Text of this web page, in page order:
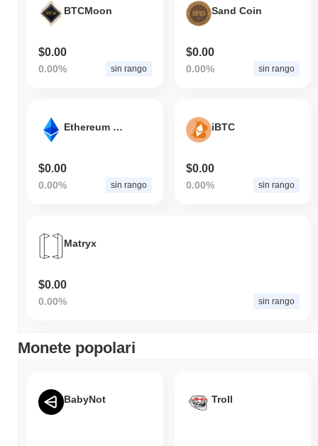
BTCMoon
$0.00
0.00% sin rango
Sand Coin
$0.00
0.00% sin rango
Ethereum Lite
$0.00
0.00% sin rango
iBTC
$0.00
0.00% sin rango
Matryx
$0.00
0.00% sin rango
Monete popolari
BabyNot Troll